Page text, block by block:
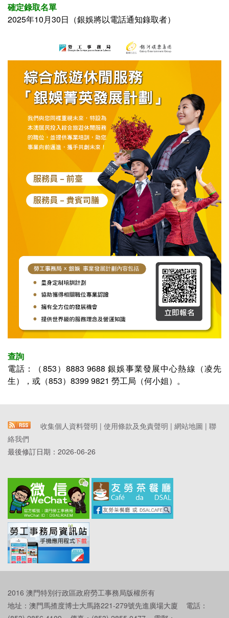
確定錄取名單
2025年10月30日（銀娛將以電話通知錄取者）
查詢
電話：
（853）8883 9688 銀娛事業發展中心熱線（凌先
生）
，或（853） 8399 9821 勞工局（何小姐）。
收集個人資料聲明 | 使用條款及免責聲明 | 網站地圖 | 聯
絡我們
最後修訂日期： 2026-06-26
2016 澳門特別行政區政府勞工事務局版權所有
地址：澳門馬揸度博士大馬路221-279號先進廣場大廈 電話：